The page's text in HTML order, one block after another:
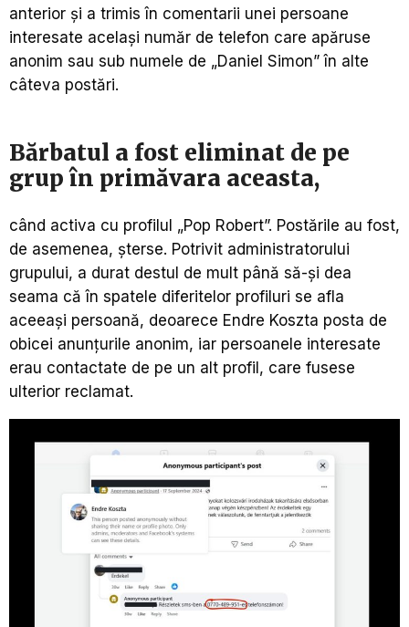
anterior și a trimis în comentarii unei persoane
interesate același număr de telefon care apăruse
anonim sau sub numele de „Daniel Simon” în alte
câteva postări.
Bărbatul a fost eliminat de pe
grup în primăvara aceasta,
când activa cu profilul „Pop Robert”. Postările au fost,
de asemenea, șterse. Potrivit administratorului
grupului, a durat destul de mult până să-și dea
seama că în spatele diferitelor profiluri se afla
aceeași persoană, deoarece Endre Koszta posta de
obicei anunțurile anonim, iar persoanele interesate
erau contactate de pe un alt profil, care fusese
ulterior reclamat.